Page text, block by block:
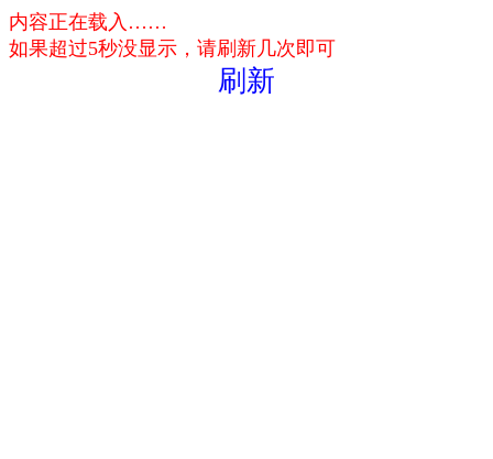
内容正在载入……
如果超过5秒没显示，请刷新几次即可
刷新